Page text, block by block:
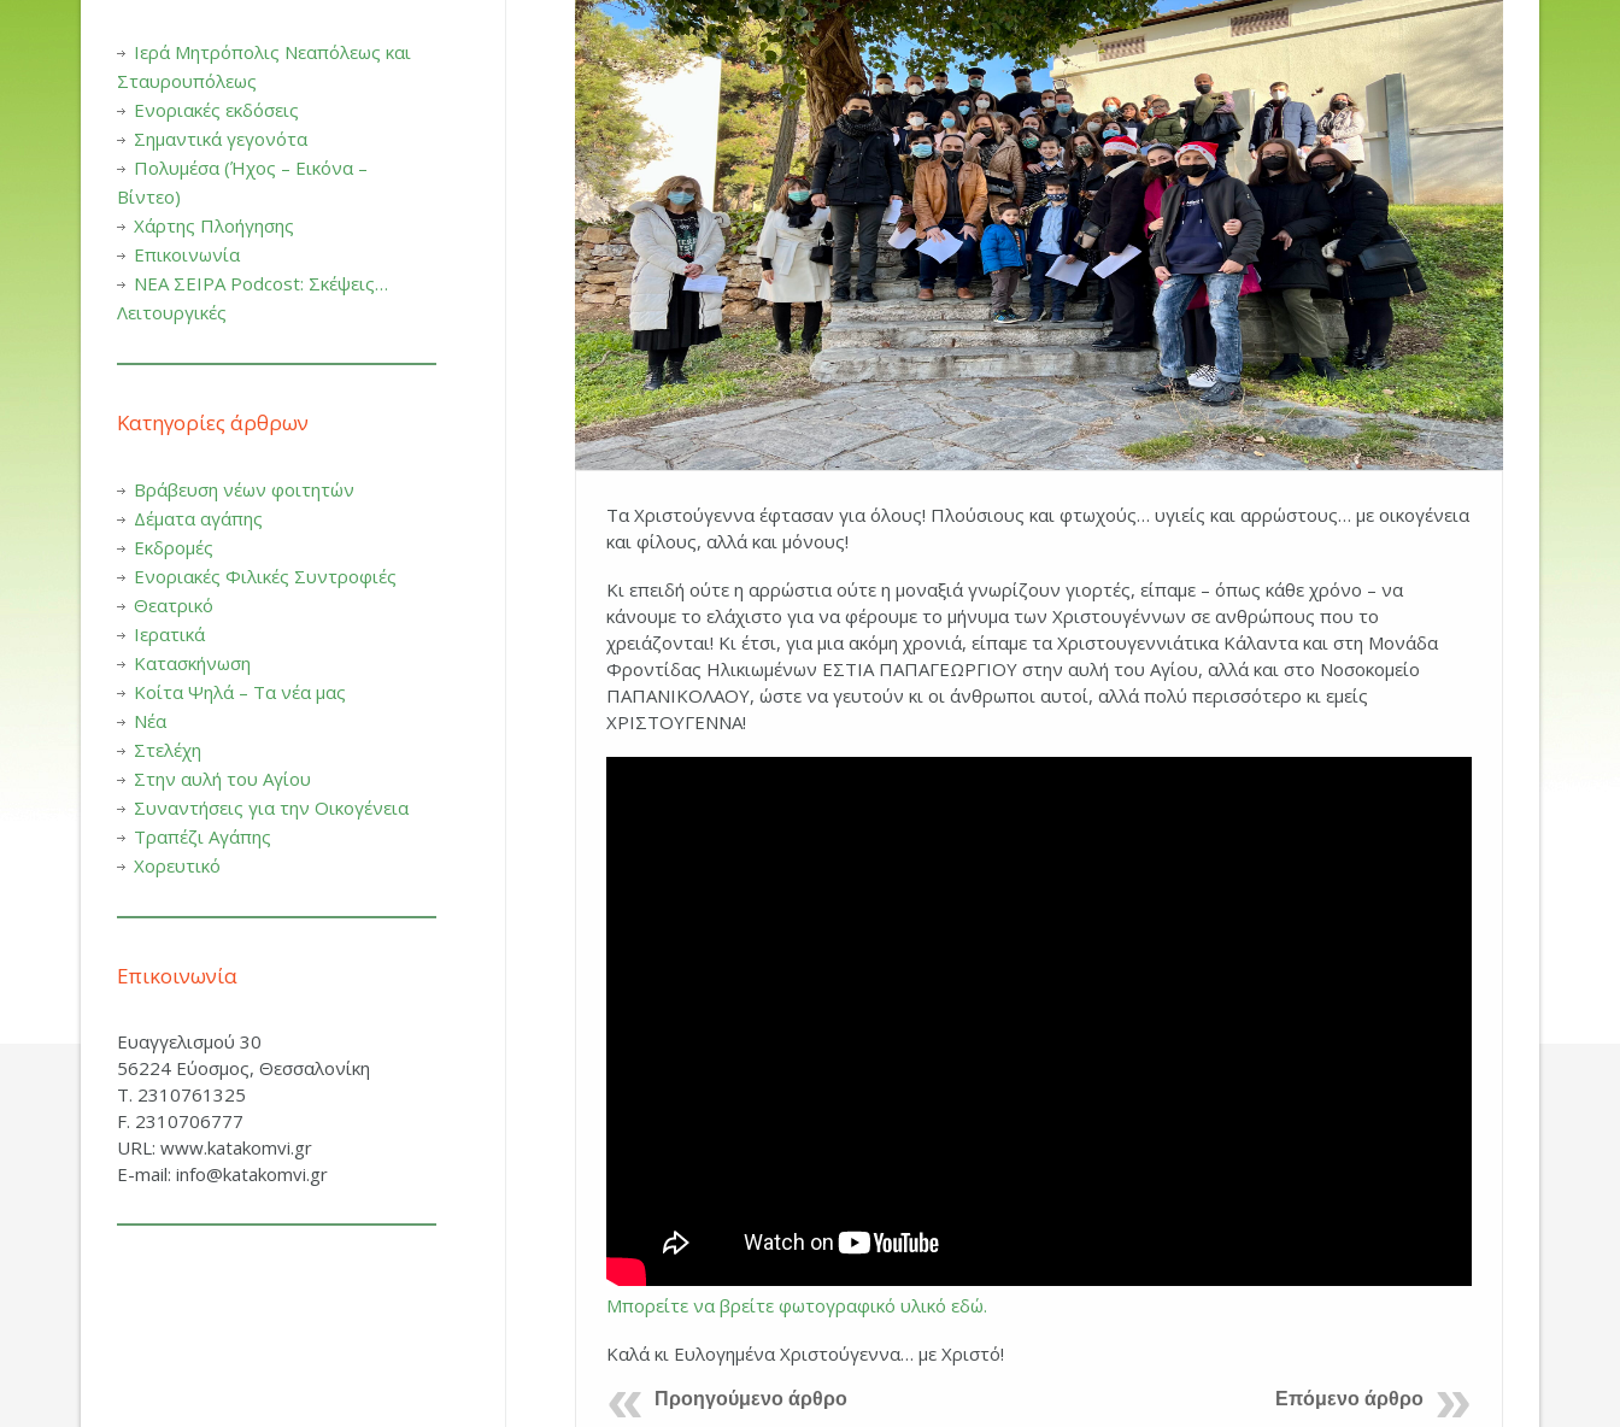
Τα Χριστούγεννα έφτασαν για όλους! Πλούσιους και φτωχούς… υγιείς και αρρώστους… με οικογένεια
και φίλους, αλλά και μόνους!
Κι επειδή ούτε η αρρώστια ούτε η μοναξιά γνωρίζουν γιορτές, είπαμε – όπως κάθε χρόνο – να
κάνουμε το ελάχιστο για να φέρουμε το μήνυμα των Χριστουγέννων σε ανθρώπους που το
χρειάζονται! Κι έτσι, για μια ακόμη χρονιά, είπαμε τα Χριστουγεννιάτικα Κάλαντα και στη Μονάδα
Φροντίδας Ηλικιωμένων ΕΣΤΙΑ ΠΑΠΑΓΕΩΡΓΙΟΥ στην αυλή του Αγίου, αλλά και στο Νοσοκομείο
ΠΑΠΑΝΙΚΟΛΑΟΥ, ώστε να γευτούν κι οι άνθρωποι αυτοί, αλλά πολύ περισσότερο κι εμείς
ΧΡΙΣΤΟΥΓΕΝΝΑ!
Μπορείτε να βρείτε φωτογραφικό υλικό εδώ.
Καλά κι Ευλογημένα Χριστούγεννα… με Χριστό!
Προηγούμενο άρθρο Επόμενο άρθρο
Ιερά Μητρόπολις Νεαπόλεως και
Σταυρουπόλεως
Ενοριακές εκδόσεις
Σημαντικά γεγονότα
Πολυμέσα (Ήχος – Εικόνα –
Βίντεο)
Χάρτης Πλοήγησης
Επικοινωνία
ΝΕΑ ΣΕΙΡΑ Podcost: Σκέψεις…
Λειτουργικές
Κατηγορίες άρθρων
Βράβευση νέων φοιτητών
Δέματα αγάπης
Εκδρομές
Ενοριακές Φιλικές Συντροφιές
Θεατρικό
Ιερατικά
Κατασκήνωση
Κοίτα Ψηλά – Τα νέα μας
Νέα
Στελέχη
Στην αυλή του Αγίου
Συναντήσεις για την Οικογένεια
Τραπέζι Αγάπης
Χορευτικό
Επικοινωνία
Ευαγγελισμού 30
56224 Εύοσμος, Θεσσαλονίκη
Τ. 2310761325
F. 2310706777
URL: www.katakomvi.gr
E-mail: info@katakomvi.gr